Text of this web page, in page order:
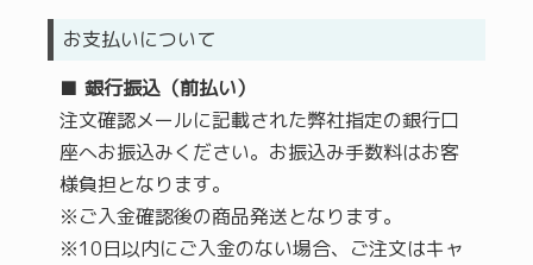
お支払いについて
■ 銀行振込 （前払い）
注文確認メールに記載された弊社指定の銀行口
座へお振込みください。お振込み手数料はお客
様負担となります。
※ご入金確認後の商品発送となります。
※10日以内にご入金のない場合、ご注文はキャ